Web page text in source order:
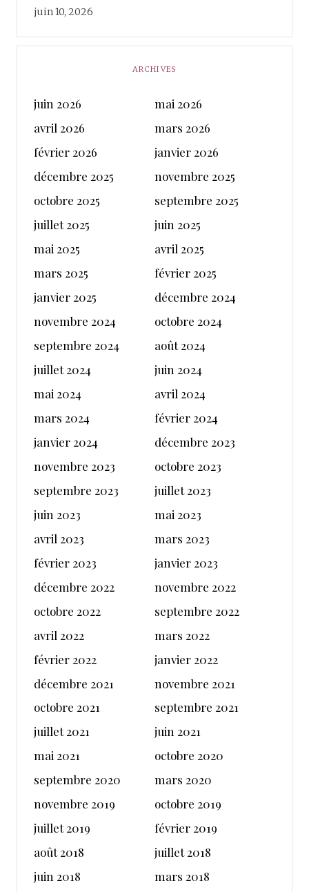
juin 10, 2026
ARCHIVES
juin 2026
mai 2026
avril 2026
mars 2026
février 2026
janvier 2026
décembre 2025
novembre 2025
octobre 2025
septembre 2025
juillet 2025
juin 2025
mai 2025
avril 2025
mars 2025
février 2025
janvier 2025
décembre 2024
novembre 2024
octobre 2024
septembre 2024
août 2024
juillet 2024
juin 2024
mai 2024
avril 2024
mars 2024
février 2024
janvier 2024
décembre 2023
novembre 2023
octobre 2023
septembre 2023
juillet 2023
juin 2023
mai 2023
avril 2023
mars 2023
février 2023
janvier 2023
décembre 2022
novembre 2022
octobre 2022
septembre 2022
avril 2022
mars 2022
février 2022
janvier 2022
décembre 2021
novembre 2021
octobre 2021
septembre 2021
juillet 2021
juin 2021
mai 2021
octobre 2020
septembre 2020
mars 2020
novembre 2019
octobre 2019
juillet 2019
février 2019
août 2018
juillet 2018
juin 2018
mars 2018